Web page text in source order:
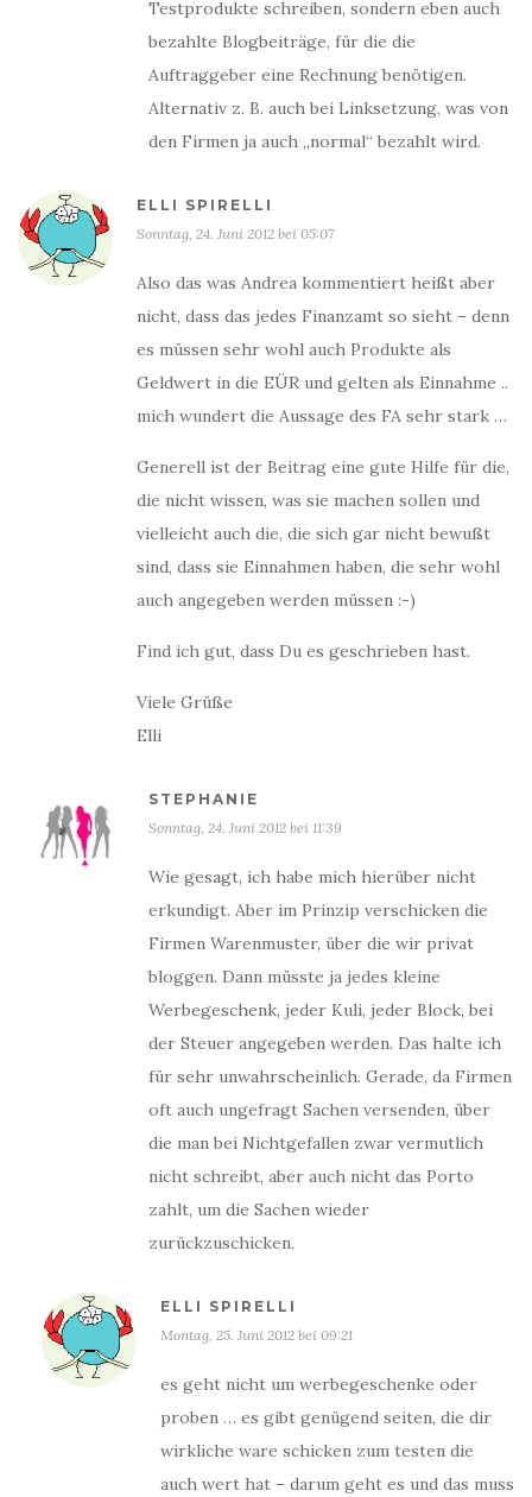
Testprodukte schreiben, sondern eben auch
bezahlte Blogbeiträge, für die die
Auftraggeber eine Rechnung benötigen.
Alternativ z. B. auch bei Linksetzung, was von
den Firmen ja auch „normal“ bezahlt wird.
ELLI SPIRELLI
Sonntag, 24. Juni 2012 bei 05:07
Also das was Andrea kommentiert heißt aber
nicht, dass das jedes Finanzamt so sieht – denn
es müssen sehr wohl auch Produkte als
Geldwert in die EÜR und gelten als Einnahme ..
mich wundert die Aussage des FA sehr stark …
Generell ist der Beitrag eine gute Hilfe für die,
die nicht wissen, was sie machen sollen und
vielleicht auch die, die sich gar nicht bewußt
sind, dass sie Einnahmen haben, die sehr wohl
auch angegeben werden müssen :-)
Find ich gut, dass Du es geschrieben hast.
Viele Grüße
Elli
STEPHANIE
Sonntag, 24. Juni 2012 bei 11:39
Wie gesagt, ich habe mich hierüber nicht
erkundigt. Aber im Prinzip verschicken die
Firmen Warenmuster, über die wir privat
bloggen. Dann müsste ja jedes kleine
Werbegeschenk, jeder Kuli, jeder Block, bei
der Steuer angegeben werden. Das halte ich
für sehr unwahrscheinlich. Gerade, da Firmen
oft auch ungefragt Sachen versenden, über
die man bei Nichtgefallen zwar vermutlich
nicht schreibt, aber auch nicht das Porto
zahlt, um die Sachen wieder
zurückzuschicken.
ELLI SPIRELLI
Montag, 25. Juni 2012 bei 09:21
es geht nicht um werbegeschenke oder
proben … es gibt genügend seiten, die dir
wirkliche ware schicken zum testen die
auch wert hat – darum geht es und das muss